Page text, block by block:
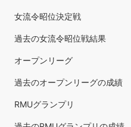
女流令昭位決定戦
過去の女流令昭位戦結果
オープンリーグ
過去のオープンリーグの成績
RMUグランプリ